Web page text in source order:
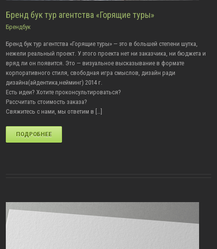
Бренд бук тур агентства «Горящие туры»
Брендбук
Бренд бук тур агентства «Горящие туры» — это в большей степени шутка,
нежели реальный проект. У этого проекта нет ни заказчика, ни бюджета и
вряд ли он появится. Это — визуальное высказывание в формате
корпоративного стиля, свободная игра смыслов, дизайн ради
дизайна(айдентика,нейминг) 2014 г.
Есть идеи? Хотите проконсультироваться?
Рассчитать стоимость заказа?
Свяжитесь с нами, мы ответим в […]
ПОДРОБНЕЕ